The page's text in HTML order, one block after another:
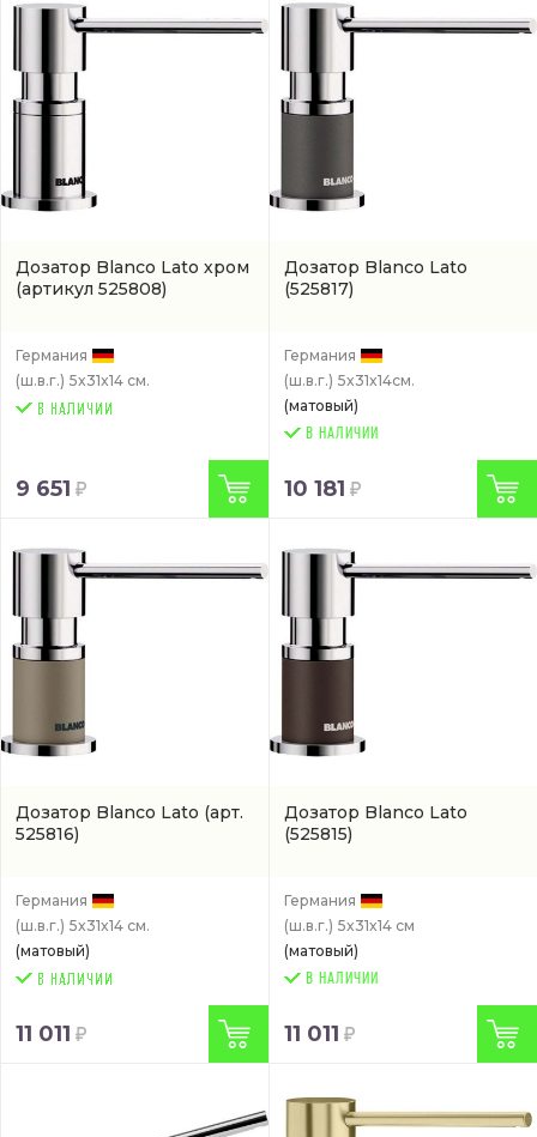
Дозатор Blanco Lato хром
(артикул 525808)
Германия
(ш.в.г.) 5x31x14 см.
9 651
Дозатор Blanco Lato
(525817)
Германия
(ш.в.г.) 5x31x14см.
(матовый)
В НАЛИЧИИ
10 181
Дозатор Blanco Lato (арт.
525816)
Германия
(ш.в.г.) 5x31x14 см.
(матовый)
11 011
Дозатор Blanco Lato
(525815)
Германия
(ш.в.г.) 5x31x14 см
(матовый)
В НАЛИЧИИ
11 011